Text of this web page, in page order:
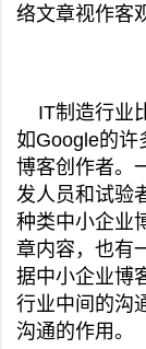
络文章视作客
IT制造行业
如Google的许
博客创作者。
发人员和试验
种类中小企业
章内容，也有
据中小企业博
行业中间的沟
沟通的作用。